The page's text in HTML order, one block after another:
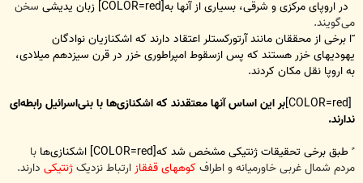
در اروپای مرکزی و شرقی، بسیاری از آنها به[COLOR=red] زبان یدیشی
سخن
می‌گویند.
ّا برخی از محققان مانند آرتورکستلر اعتقاد دارند که اشکنازیان نوادگان
یهودیهای خزر هستند که پس ازسقوط امپراطوری خزر در قرن سیزدهم میلادی،
به اروپا نقل مکان کردند.
بر این اساس آنها معتقدند که اشکنازی‌ها با بنی‌اسرائیل رابطه‌ای
ندارند.
ً طبق برخی تحقیقات ژنتیکی مشخص شد که[COLOR=red] اشکنازی‌ها
با
مردم شمال غربی خاورمیانه و اطراف کوههای قفقازارتباط نزدیکژنتیکیدارند.